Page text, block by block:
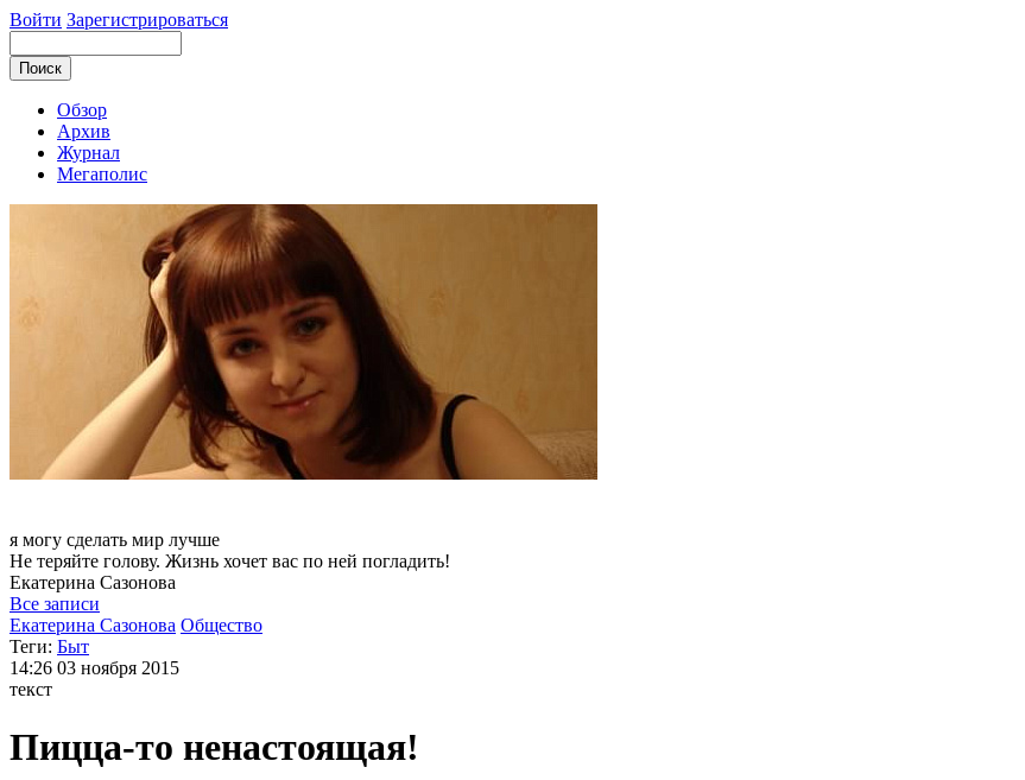
Войти Зарегистрироваться
Обзор
Архив
Журнал
Мегаполис
я могу сделать мир лучше
Не теряйте голову. Жизнь хочет вас по ней погладить!
Екатерина Сазонова
Все записи
Екатерина Сазонова Общество
Теги: Быт
14:26 03 ноября 2015
текст
Пицца-то ненастоящая!